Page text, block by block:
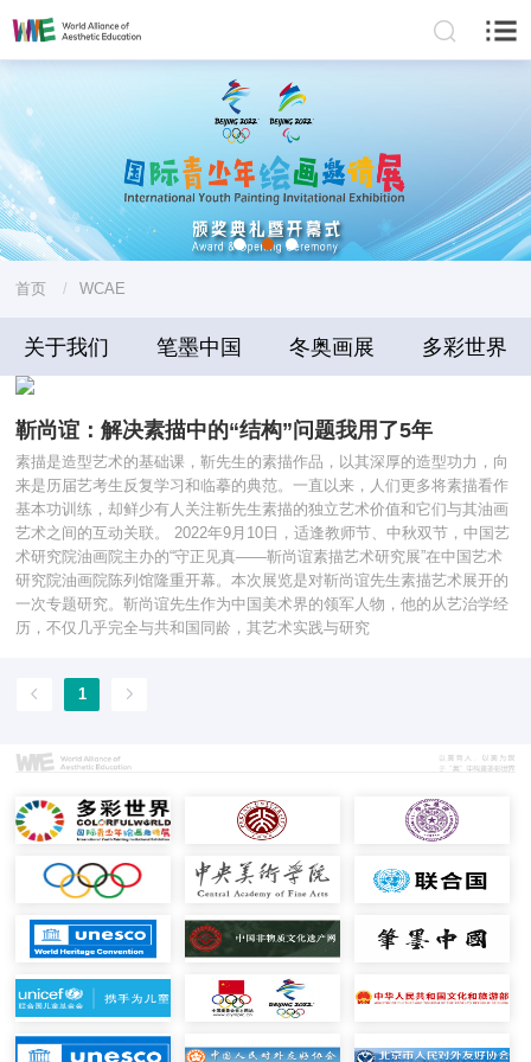
首页 / WCAE
关于我们 笔墨中国 冬奥画展 多彩世界
靳尚谊：解决素描中的“结构”问题我用了5年
素描是造型艺术的基础课，靳先生的素描作品，以其深厚的造型功力，向
来是历届艺考生反复学习和临摹的典范。一直以来，人们更多将素描看作
基本功训练，却鲜少有人关注靳先生素描的独立艺术价值和它们与其油画
艺术之间的互动关联。 2022年9月10日，适逢教师节、中秋双节，中国艺
术研究院油画院主办的“守正见真——靳尚谊素描艺术研究展”在中国艺术
研究院油画院陈列馆隆重开幕。本次展览是对靳尚谊先生素描艺术展开的
一次专题研究。靳尚谊先生作为中国美术界的领军人物，他的从艺治学经
历，不仅几乎完全与共和国同龄，其艺术实践与研究
1